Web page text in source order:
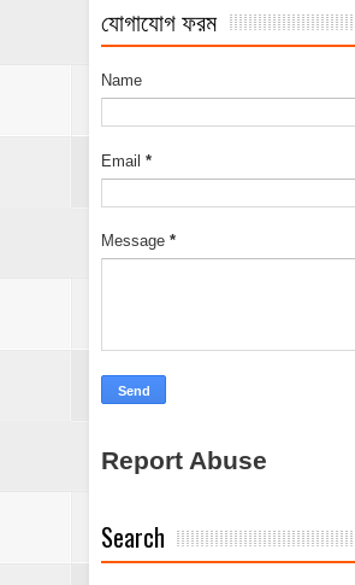
যোগাযোগ ফরম
Name
Email *
Message *
Report Abuse
Search